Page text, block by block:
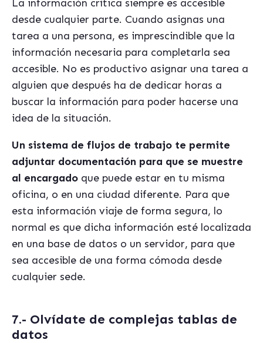
La información crítica siempre es accesible
desde cualquier parte. Cuando asignas una
tarea a una persona, es imprescindible que la
información necesaria para completarla sea
accesible. No es productivo asignar una tarea a
alguien que después ha de dedicar horas a
buscar la información para poder hacerse una
idea de la situación.
Un sistema de flujos de trabajo te permite
adjuntar documentación para que se muestre
al encargado que puede estar en tu misma
oficina, o en una ciudad diferente. Para que
esta información viaje de forma segura, lo
normal es que dicha información esté localizada
en una base de datos o un servidor, para que
sea accesible de una forma cómoda desde
cualquier sede.
7.- Olvídate de complejas tablas de
datos